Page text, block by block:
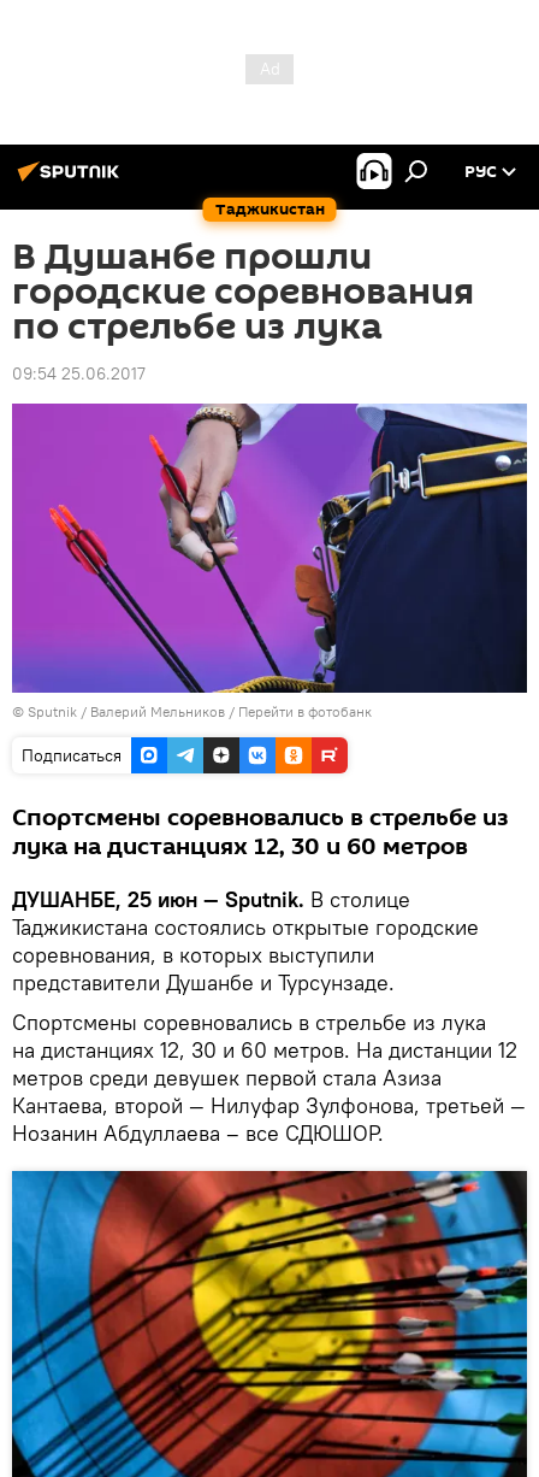
Таджикистан
РУС
В Душанбе прошли
городские соревнования
по стрельбе из лука
09:54 25.06.2017
© Sputnik / Валерий Мельников / Перейти в фотобанк
Подписаться
Спортсмены соревновались в стрельбе из
лука на дистанциях 12, 30 и 60 метров
ДУШАНБЕ, 25 июн — Sputnik. В столице
Таджикистана состоялись открытые городские
соревнования, в которых выступили
представители Душанбе и Турсунзаде.
Спортсмены соревновались в стрельбе из лука
на дистанциях 12, 30 и 60 метров. На дистанции 12
метров среди девушек первой стала Азиза
Кантаева, второй — Нилуфар Зулфонова, третьей —
Нозанин Абдуллаева – все СДЮШОР.